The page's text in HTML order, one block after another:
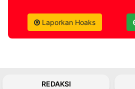
Laporkan Hoaks
REDAKSI